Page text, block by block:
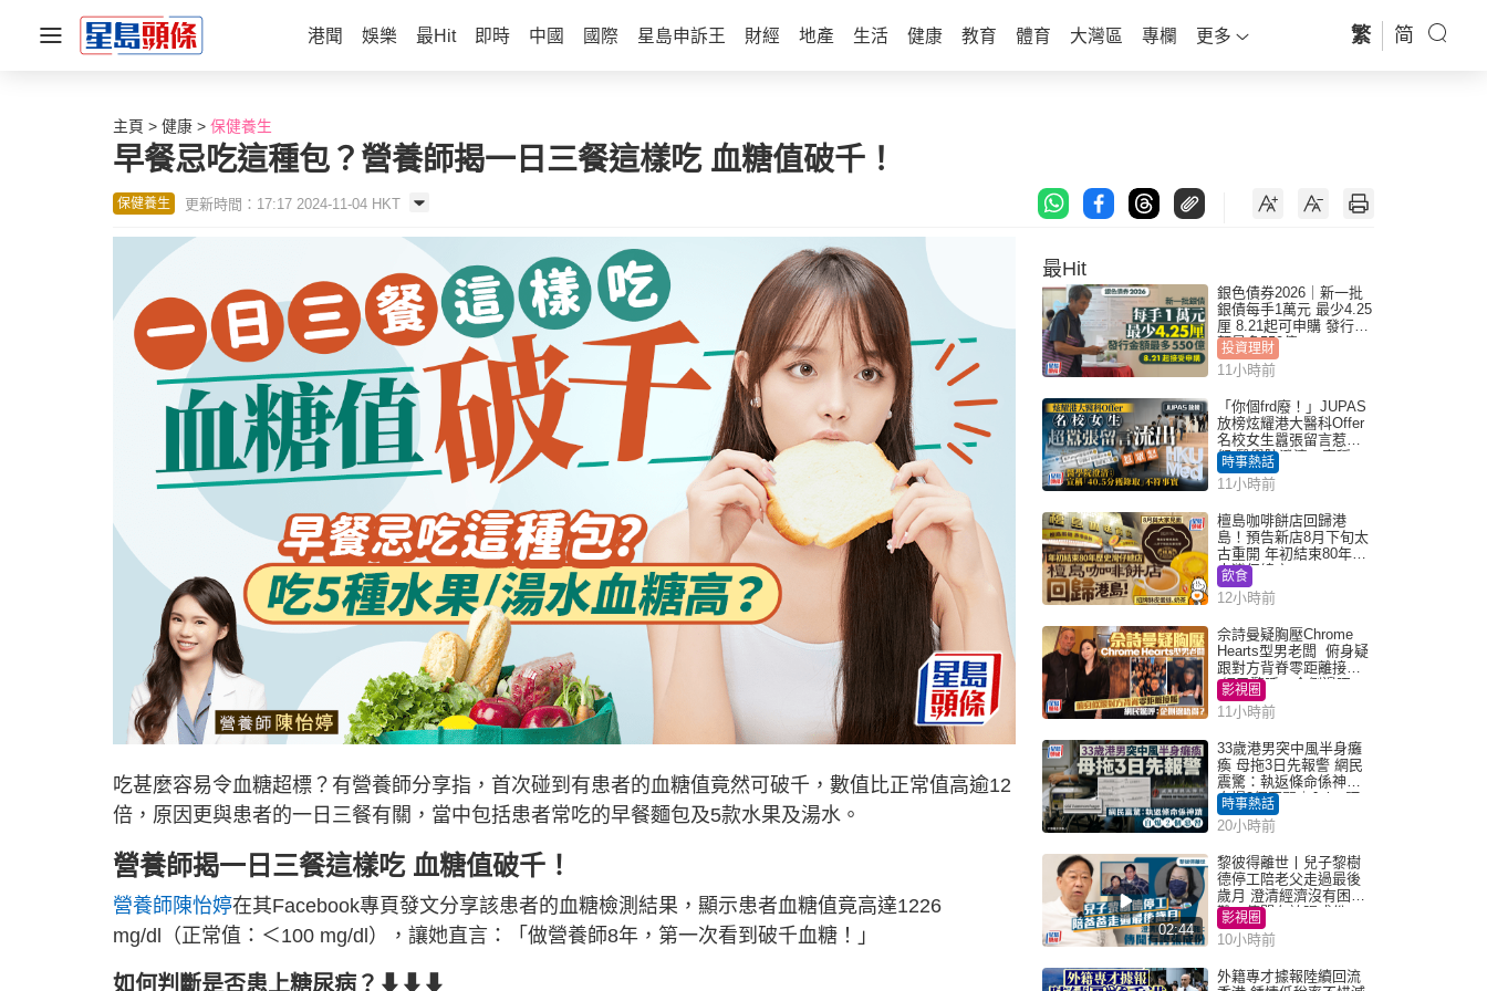
港聞 娛樂 最Hit 即時 中國 國際 星島申訴王 財經 地產 生活 健康 教育 體育 大灣區 專欄 更多 繁 简
主頁 健康 保健養生
早餐忌吃這種包？營養師揭一日三餐這樣吃 血糖值破千！
保健養生 更新時間：17:17 2024-11-04 HKT
吃甚麼容易令血糖超標？有營養師分享指，首次碰到有患者的血糖值竟然可破千，數值比正常值高逾12
倍，原因更與患者的一日三餐有關，當中包括患者常吃的早餐麵包及5款水果及湯水。
營養師揭一日三餐這樣吃 血糖值破千！
營養師陳怡婷在其Facebook專頁發文分享該患者的血糖檢測結果，顯示患者血糖值竟高達1226
mg/dl（正常值：＜100 mg/dl），讓她直言：「做營養師8年，第一次看到破千血糖！」
如何判斷是否患上糖尿病？⬇⬇⬇
最Hit
銀色債券2026｜新一批
銀債每手1萬元 最少4.25
厘 8.21起可申購 發行金
額最多550億
投資理財
11小時前
「你個frd廢！」JUPAS
放榜炫耀港大醫科Offer
名校女生囂張留言惹眾
怒 醫學院澄清：宣稱
「40.5分獲錄取」不符事
實｜Juicy叮
時事熱話
11小時前
檀島咖啡餅店回歸港
島！預告新店8月下旬太
古重開 年初結束80年歷
史灣仔總店
飲食
12小時前
佘詩曼疑胸壓Chrome
Hearts型男老闆 俯身疑
跟對方背脊零距離接觸
網民驚呼：企側邊唔
得？
影視圈
11小時前
33歲港男突中風半身癱
瘓 母拖3日先報警 網民
震驚：執返條命係神蹟
自爆2個惡習｜Juicy叮
時事熱話
20小時前
02:44
黎彼得離世丨兒子黎樹
德停工陪老父走過最後
歲月 澄清經濟沒有困
難：傳聞有誇張成份
影視圈
10小時前
外籍專才據報陸續回流